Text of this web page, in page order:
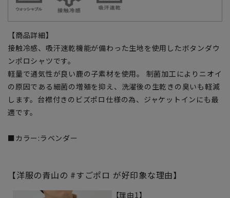
【商品詳細】
接触冷感、吸汗速乾機能が備わった生地を使用したボタンダウ
ンポロシャツです。
軽量で通気性が良い鹿の子素材を使用。 制菌加工によりニオイ
の原因である細菌の増殖を抑え、洗濯後の生乾きの臭いも軽減
します。台襟付きのビズポロ仕様の為、ジャケットインにも最
適です。
■カラー:ラベンダー
【洋服の青山の #すごポロ が好印象な理由】
【理由1】